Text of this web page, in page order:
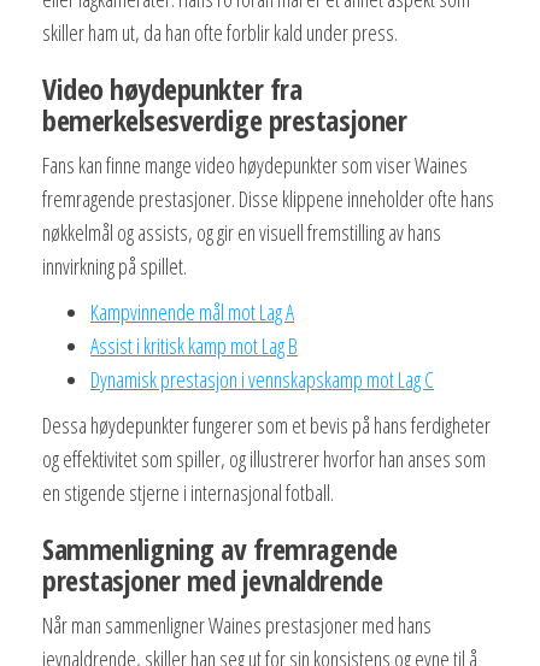
skiller ham ut, da han ofte forblir kald under press.
Video høydepunkter fra
bemerkelsesverdige prestasjoner
Fans kan finne mange video høydepunkter som viser Waines
fremragende prestasjoner. Disse klippene inneholder ofte hans
nøkkelmål og assists, og gir en visuell fremstilling av hans
innvirkning på spillet.
Kampvinnende mål mot Lag A
Assist i kritisk kamp mot Lag B
Dynamisk prestasjon i vennskapskamp mot Lag C
Dessa høydepunkter fungerer som et bevis på hans ferdigheter
og effektivitet som spiller, og illustrerer hvorfor han anses som
en stigende stjerne i internasjonal fotball.
Sammenligning av fremragende
prestasjoner med jevnaldrende
Når man sammenligner Waines prestasjoner med hans
jevnaldrende, skiller han seg ut for sin konsistens og evne til å